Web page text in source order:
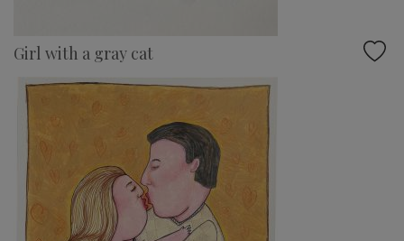
Girl with a gray cat